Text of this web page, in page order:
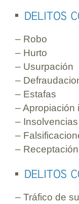
– Robo
– Hurto
– Usurpación
–
– Estafas
– Apropiación
– Insolvencias
–
– Receptación
– Tráfico de